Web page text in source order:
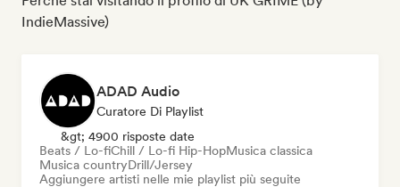
IndieMassive)
ADAD Audio
Curatore Di Playlist
&gt; 4900 risposte date
Beats / Lo-fiChill / Lo-fi Hip-HopMusica classica
Musica countryDrill/Jersey
Aggiungere artisti nelle mie playlist più seguite